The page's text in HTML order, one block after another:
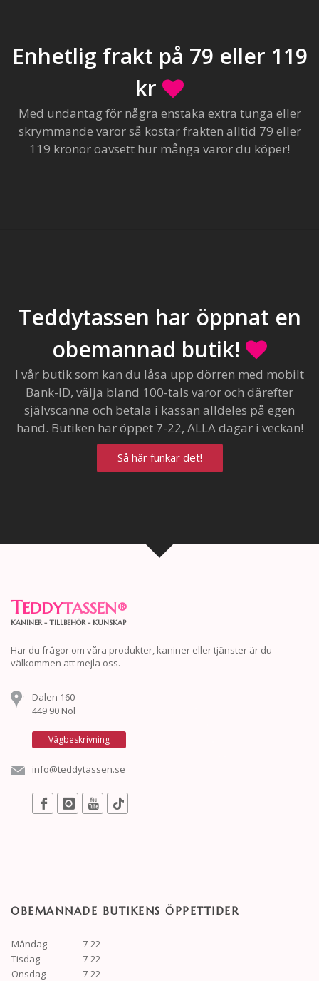
Enhetlig frakt på 79 eller 119
kr
Med undantag för några enstaka extra tunga eller
skrymmande varor så kostar frakten alltid 79 eller
119 kronor oavsett hur många varor du köper!
Teddytassen har öppnat en
obemannad butik!
I vår butik som kan du låsa upp dörren med mobilt
Bank-ID, välja bland 100-tals varor och därefter
självscanna och betala i kassan alldeles på egen
hand. Butiken har öppet 7-22, ALLA dagar i veckan!
Så här funkar det!
TEDDYTASSEN®
KANINER - TILLBEHÖR - KUNSKAP
Har du frågor om våra produkter, kaniner eller tjänster är du
välkommen att mejla oss.
Dalen 160
449 90 Nol
Vägbeskrivning
info@teddytassen.se
OBEMANNADE BUTIKENS ÖPPETTIDER
Måndag
7-22
Tisdag
7-22
Onsdag
7-22